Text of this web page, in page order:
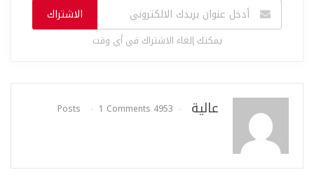
الاشتراك
يمكنك إلغاء الاشتراك في أي وقت
عالية 4953 Posts
1 Comments